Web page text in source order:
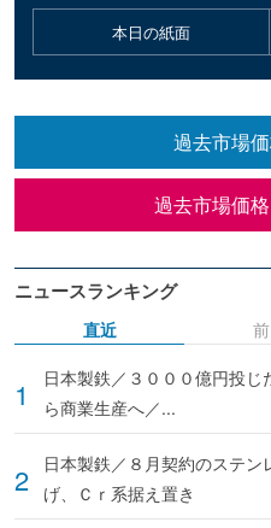
本日の紙面
過去市場価
過去市場価格
ニュースランキング
直近
日本製鉄／３０００億円投
ら商業生産へ／...
日本製鉄／８月契約のステ
げ、Ｃｒ系据え置き